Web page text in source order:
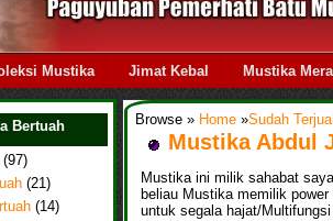
Mustika Jimat Kebal Mustika
Bertuah
(97)
(21)
(14)
Browse » Home»Sudah
Mustika Abdul
Mustika ini milik sahabat
beliau Mustika memilik
untuk segala hajat/